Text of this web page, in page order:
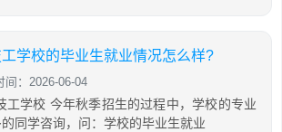
学校的毕业生就业情况怎么样?
间：2026-06-04
工学校 今年秋季招生的过程中，学校的专业
同学咨询，问：学校的毕业生就业